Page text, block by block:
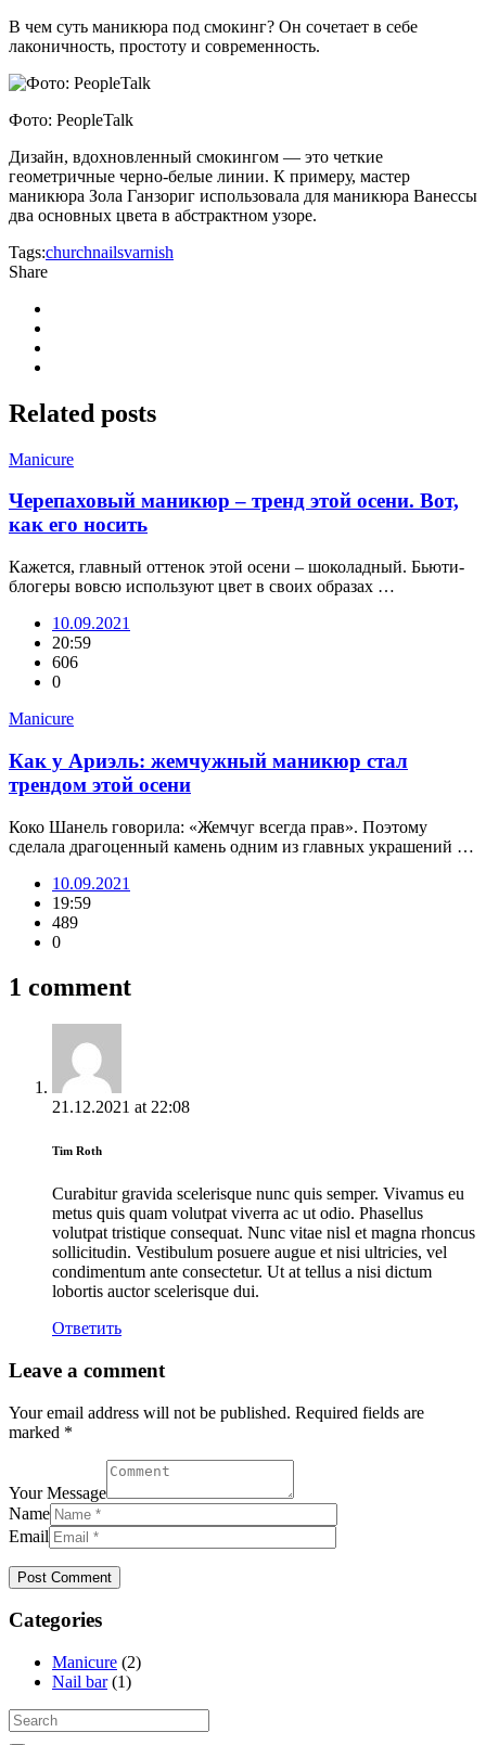
В чем суть маникюра под смокинг? Он сочетает в себе
лаконичность, простоту и современность.
Фото: PeopleTalk
Дизайн, вдохновленный смокингом — это четкие
геометричные черно-белые линии. К примеру, мастер
маникюра Зола Ганзориг использовала для маникюра Ванессы
два основных цвета в абстрактном узоре.
Tags:churchnailsvarnish
Share
Related posts
Manicure
Черепаховый маникюр – тренд этой осени. Вот,
как его носить
Кажется, главный оттенок этой осени – шоколадный. Бьюти-
блогеры вовсю используют цвет в своих образах …
10.09.2021
20:59
606
0
Manicure
Как у Ариэль: жемчужный маникюр стал
трендом этой осени
Коко Шанель говорила: «Жемчуг всегда прав». Поэтому
сделала драгоценный камень одним из главных украшений …
10.09.2021
19:59
489
0
1 comment
21.12.2021 at 22:08
Tim Roth
Curabitur gravida scelerisque nunc quis semper. Vivamus eu
metus quis quam volutpat viverra ac ut odio. Phasellus
volutpat tristique consequat. Nunc vitae nisl et magna rhoncus
sollicitudin. Vestibulum posuere augue et nisi ultricies, vel
condimentum ante consectetur. Ut at tellus a nisi dictum
lobortis auctor scelerisque dui.
Ответить
Leave a comment
Your email address will not be published. Required fields are
marked *
Your Message
Name
Email
Categories
Manicure (2)
Nail bar(1)